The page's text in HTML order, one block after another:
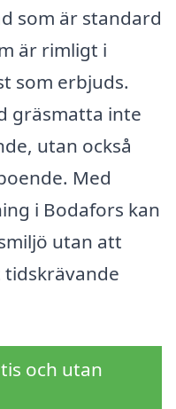
som är standard
är rimligt i
som erbjuds.
gräsmatta inte
utan också
Med
i Bodafors kan
utan att
och utan